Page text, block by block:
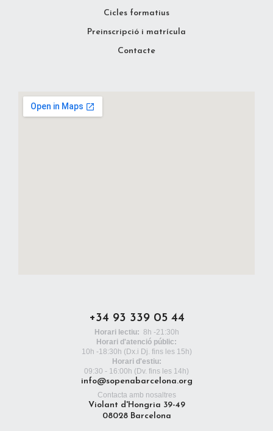
Cicles formatius
Preinscripció i matrícula
Contacte
+34 93 339 05 44
Horari lectiu: 8h -21:30h
Horari d'atenció públic:
10h -18:30h (Dx.i Dj. fins les 15h)
Horari d'estiu:
09:30 - 16:00h (Dv. fins les 14h)
info@sopenabarcelona.org
Contacta amb nosaltres
Violant d'Hongria 39-49
08028 Barcelona